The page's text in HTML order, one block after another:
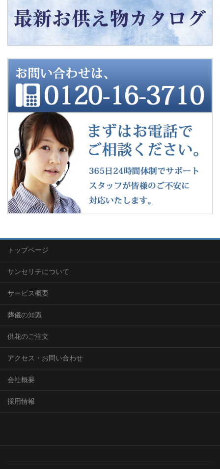
トップページ
サンセリテについて
サービス概要
葬儀の知識
供花のご注文
アクセス・お問い合わせ
会社概要
採用情報